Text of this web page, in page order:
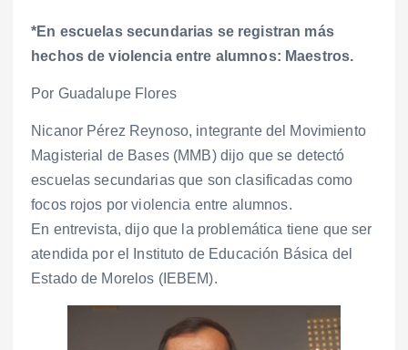
*En escuelas secundarias se registran más
hechos de violencia entre alumnos: Maestros.
Por Guadalupe Flores
Nicanor Pérez Reynoso, integrante del Movimiento
Magisterial de Bases (MMB) dijo que se detectó
escuelas secundarias que son clasificadas como
focos rojos por violencia entre alumnos.
En entrevista, dijo que la problemática tiene que ser
atendida por el Instituto de Educación Básica del
Estado de Morelos (IEBEM).